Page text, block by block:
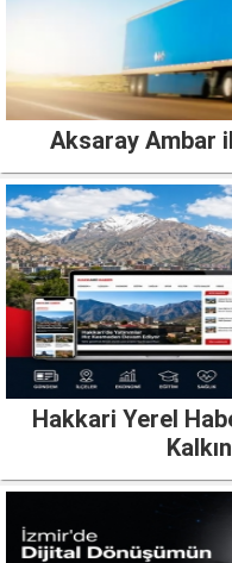
Aksaray Ambar
Hakkari Yerel